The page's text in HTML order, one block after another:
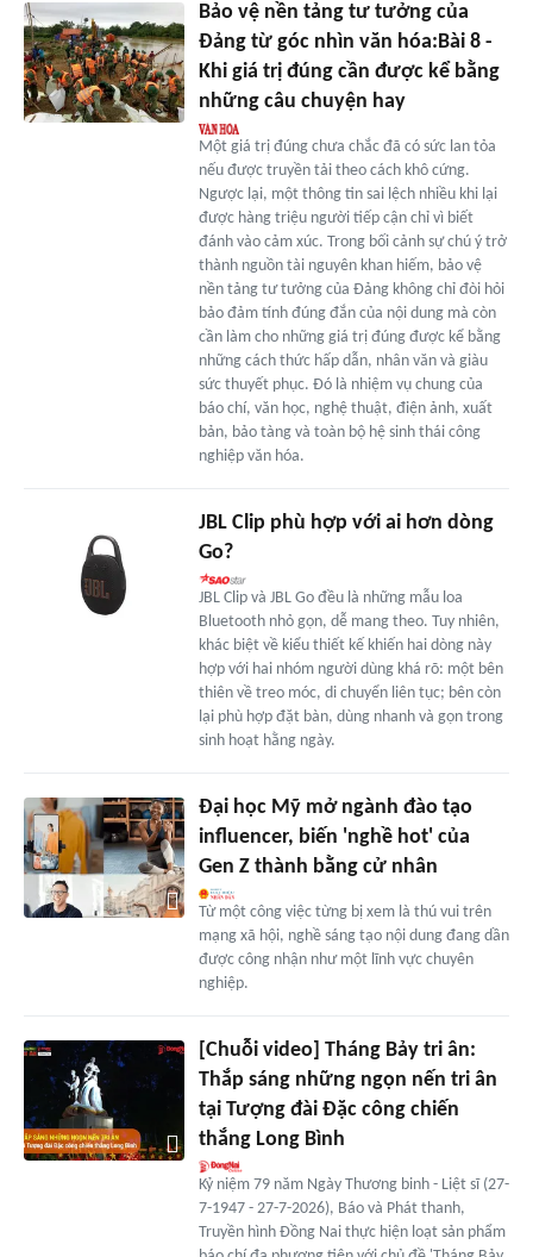
Bảo vệ nền tảng tư tưởng của
Đảng từ góc nhìn văn hóa:Bài 8 -
Khi giá trị đúng cần được kể bằng
những câu chuyện hay
Một giá trị đúng chưa chắc đã có sức lan tỏa
nếu được truyền tải theo cách khô cứng.
Ngược lại, một thông tin sai lệch nhiều khi lại
được hàng triệu người tiếp cận chỉ vì biết
đánh vào cảm xúc. Trong bối cảnh sự chú ý trở
thành nguồn tài nguyên khan hiếm, bảo vệ
nền tảng tư tưởng của Đảng không chỉ đòi hỏi
bảo đảm tính đúng đắn của nội dung mà còn
cần làm cho những giá trị đúng được kể bằng
những cách thức hấp dẫn, nhân văn và giàu
sức thuyết phục. Đó là nhiệm vụ chung của
báo chí, văn học, nghệ thuật, điện ảnh, xuất
bản, bảo tàng và toàn bộ hệ sinh thái công
nghiệp văn hóa.
JBL Clip phù hợp với ai hơn dòng
Go?
JBL Clip và JBL Go đều là những mẫu loa
Bluetooth nhỏ gọn, dễ mang theo. Tuy nhiên,
khác biệt về kiểu thiết kế khiến hai dòng này
hợp với hai nhóm người dùng khá rõ: một bên
thiên về treo móc, di chuyển liên tục; bên còn
lại phù hợp đặt bàn, dùng nhanh và gọn trong
sinh hoạt hằng ngày.
Đại học Mỹ mở ngành đào tạo
influencer, biến 'nghề hot' của
Gen Z thành bằng cử nhân
Từ một công việc từng bị xem là thú vui trên
mạng xã hội, nghề sáng tạo nội dung đang dần
được công nhận như một lĩnh vực chuyên
nghiệp.
[Chuỗi video] Tháng Bảy tri ân:
Thắp sáng những ngọn nến tri ân
tại Tượng đài Đặc công chiến
thắng Long Bình
Kỷ niệm 79 năm Ngày Thương binh - Liệt sĩ (27-
7-1947 - 27-7-2026), Báo và Phát thanh,
Truyền hình Đồng Nai thực hiện loạt sản phẩm